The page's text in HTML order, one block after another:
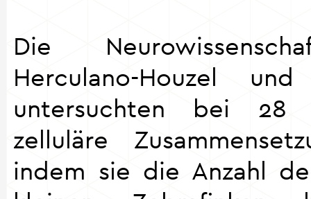
Die
Herculano-Houzel
untersuchten bei 28
zelluläre
indem sie die Anzahl